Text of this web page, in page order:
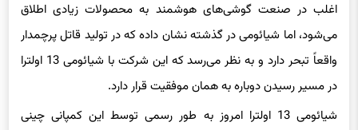
اغلب در صنعت گوشی‌های هوشمند به محصولات زیادی اطلاق
می‌شود، اما شیائومی در گذشته نشان داده که در تولید قاتل پرچمدار
واقعاً تبحر دارد و به نظر می‌رسد که این شرکت با شیائومی 13 اولترا
در مسیر رسیدن دوباره به همان موفقیت قرار دارد.
شیائومی 13 اولترا امروز به طور رسمی توسط این کمپانی چینی